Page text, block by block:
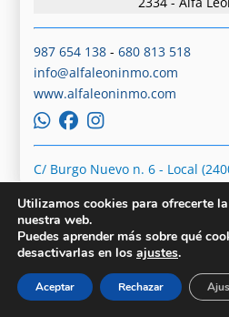
987 654 138 -680 813 518
info@alfaleoninmo.com
www.alfaleoninmo.com
C/ Burgo Nuevo n. 6 - Local
2340 - Alfa
825 850 648
614 214 958
Utilizamos cookies para ofrecerte
nuestra web.
Puedes aprender más sobre qué
desactivarlas en los ajustes.
Aceptar Rechazar